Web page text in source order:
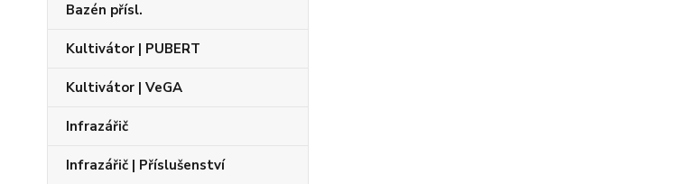
Bazén přísl.
Kultivátor | PUBERT
Kultivátor | VeGA
Infrazářič
Infrazářič | Příslušenství